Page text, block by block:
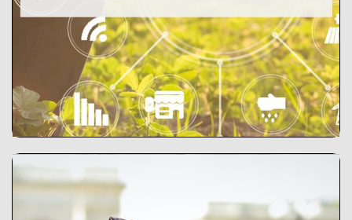
_
Explorer l’outil
Hear my Voice